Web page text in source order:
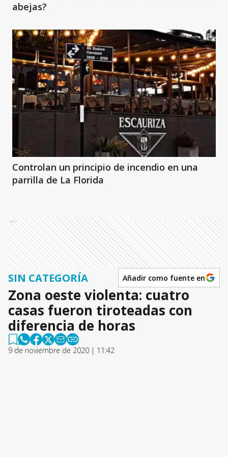
abejas?
Controlan un principio de incendio en una
parrilla de La Florida
Ads
SIN CATEGORÍA Añadir como fuente en
Zona oeste violenta: cuatro
casas fueron tiroteadas con
diferencia de horas
9 de noviembre de 2020 | 11:42